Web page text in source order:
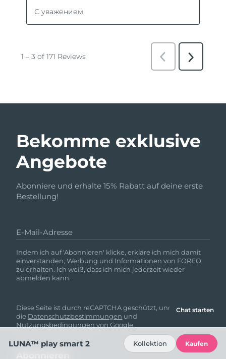
Bekomme exklusive
Angebote
Abonniere und erhalte 15% Rabatt auf deine erste
Bestellung!
E-Mail-Adresse
Indem ich auf 'Abonnieren' klicke, erkläre ich mich damit
einverstanden, Werbung und Informationen von FOREO
zu erhalten. Ich weiß, dass ich mich jederzeit wieder
abmelden kann.
Diese Seite ist durch reCAPTCHA geschützt, und es gelten
die Datenschutzbestimmungen und
Nutzungsbedingungen von Google.
Chat starten
LUNA™ play smart 2 Kollektion Kaufen